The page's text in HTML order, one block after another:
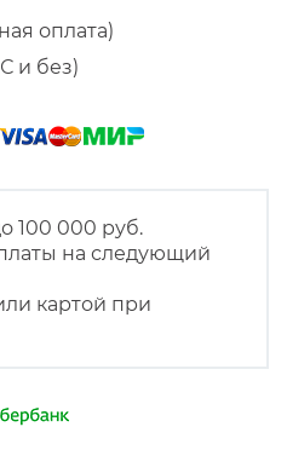
оплата)
и без)
100 000 руб.
на следующий
картой при